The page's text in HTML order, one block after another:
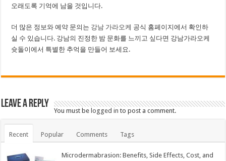
오래도록 기억에 남을 것입니다.
더 많은 정보와 예약 문의는 강남 가라오케 공식 홈페이지에서 확인하
실 수 있습니다. 강남의 진정한 밤 문화를 느끼고 싶다면 강남가라오케
슛돌이에서 특별한 추억을 만들어 보세요.
Leave a Reply
You must be logged in to post a comment.
Recent Popular Comments Tags
Microdermabrasion: Benefits, Side Effects, Cost, and